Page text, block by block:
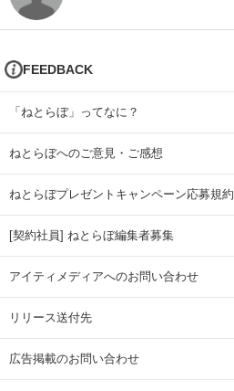
FEEDBACK
「ねとらぼ」ってなに？
ねとらぼへのご意見・ご感想
ねとらぼプレゼントキャンペーン応募規約
[契約社員] ねとらぼ編集者募集
アイティメディアへのお問い合わせ
リリース送付先
広告掲載のお問い合わせ